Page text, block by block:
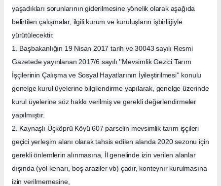
yaşadıkları sorunlarının giderilmesine yönelik olarak aşağıda
belirtilen çalışmalar, ilgili kurum ve kuruluşların işbirliğiyle
yürütülecektir.
1. Başbakanlığın 19 Nisan 2017 tarih ve 30043 sayılı Resmi
Gazetede yayınlanan 2017/6 sayılı ''Mevsimlik Gezici Tarım
İşçilerinin Çalışma ve Sosyal Hayatlarının İyileştirilmesi'' konulu
genelge kurul üyelerine bilgilendirme yapılarak, genelge üzerinde
kurul üyelerine söz hakkı verilmiş ve gerekli değerlendirmeler
yapılmıştır.
2. Kaynaşlı Üçköprü Köyü 607 parselin mevsimlik tarım işçileri
geçici yerleşim alanı olarak tahsis edilen alanda 2020 sezonu için
gerekli önlemlerin alınmasına, İl genelinde izin verilen alanlar
dışında (yol kenarı, boş araziler vb) çadır, konteynır kurulmasına
izin verilmemesine,